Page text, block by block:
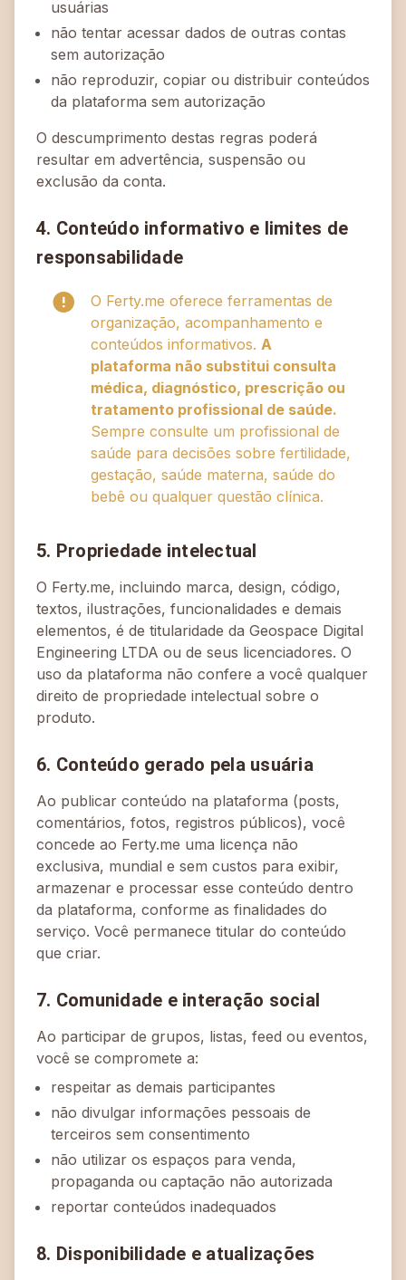
usuárias
não tentar acessar dados de outras contas
sem autorização
não reproduzir, copiar ou distribuir conteúdos
da plataforma sem autorização
O descumprimento destas regras poderá
resultar em advertência, suspensão ou
exclusão da conta.
4. Conteúdo informativo e limites de
responsabilidade
O Ferty.me oferece ferramentas de
organização, acompanhamento e
conteúdos informativos. A
plataforma não substitui consulta
médica, diagnóstico, prescrição ou
tratamento profissional de saúde.
Sempre consulte um profissional de
saúde para decisões sobre fertilidade,
gestação, saúde materna, saúde do
bebê ou qualquer questão clínica.
5. Propriedade intelectual
O Ferty.me, incluindo marca, design, código,
textos, ilustrações, funcionalidades e demais
elementos, é de titularidade da Geospace Digital
Engineering LTDA ou de seus licenciadores. O
uso da plataforma não confere a você qualquer
direito de propriedade intelectual sobre o
produto.
6. Conteúdo gerado pela usuária
Ao publicar conteúdo na plataforma (posts,
comentários, fotos, registros públicos), você
concede ao Ferty.me uma licença não
exclusiva, mundial e sem custos para exibir,
armazenar e processar esse conteúdo dentro
da plataforma, conforme as finalidades do
serviço. Você permanece titular do conteúdo
que criar.
7. Comunidade e interação social
Ao participar de grupos, listas, feed ou eventos,
você se compromete a:
respeitar as demais participantes
não divulgar informações pessoais de
terceiros sem consentimento
não utilizar os espaços para venda,
propaganda ou captação não autorizada
reportar conteúdos inadequados
8. Disponibilidade e atualizações